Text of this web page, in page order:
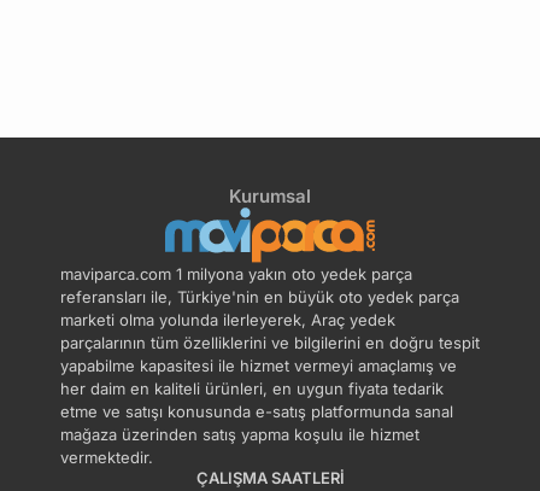
Kurumsal
maviparca.com 1 milyona yakın oto yedek parça
referansları ile, Türkiye'nin en büyük oto yedek parça
marketi olma yolunda ilerleyerek, Araç yedek
parçalarının tüm özelliklerini ve bilgilerini en doğru tespit
yapabilme kapasitesi ile hizmet vermeyi amaçlamış ve
her daim en kaliteli ürünleri, en uygun fiyata tedarik
etme ve satışı konusunda e-satış platformunda sanal
mağaza üzerinden satış yapma koşulu ile hizmet
vermektedir.
ÇALIŞMA SAATLERI